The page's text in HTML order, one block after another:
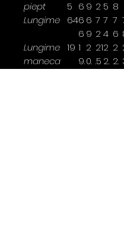
piept
5 6 9 2 5 8
Lungime 646
6
6
9
7
2
7
4
7
6
Lungime
maneca
19 1
9.
2
0.
21
.5
2
2.
2
2.